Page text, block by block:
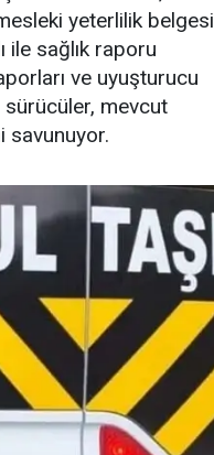
yeterlilik belgesi
ile sağlık raporu
ve uyuşturucu
sürücüler, mevcut
savunuyor.